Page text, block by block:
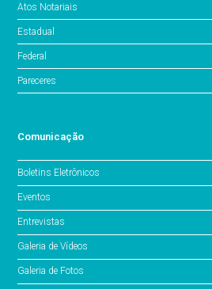
Atos Notariais
Estadual
Federal
Pareceres
Comunicação
Boletins Eletrônicos
Eventos
Entrevistas
Galeria de Vídeos
Galeria de Fotos